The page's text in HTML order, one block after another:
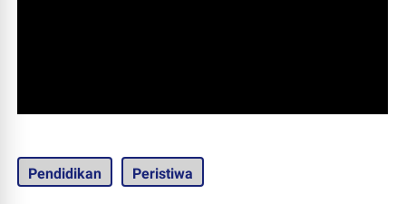
Pendidikan Peristiwa